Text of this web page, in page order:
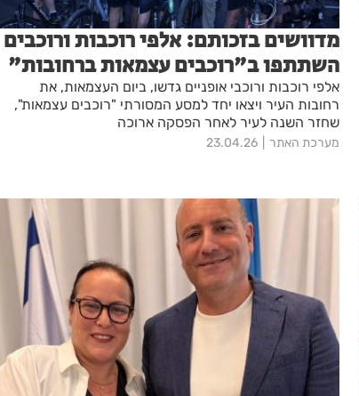
מדוושים בזכותם: אלפי רוכבות ורוכבים
השתתפו ב"רוכבים עצמאות ברחובות"
אלפי רוכבות ורוכבי אופניים גדשו, ביום העצמאות, את
רחובות העיר ויצאו יחד למסע המסורתי "רוכבים עצמאות",
שחזר השנה לעיר לאחר הפסקה ארוכה
מערכת האתר 23.04.26